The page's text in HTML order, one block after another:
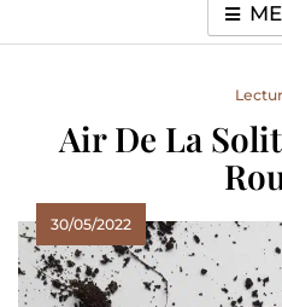
Air De La
30/05/2022